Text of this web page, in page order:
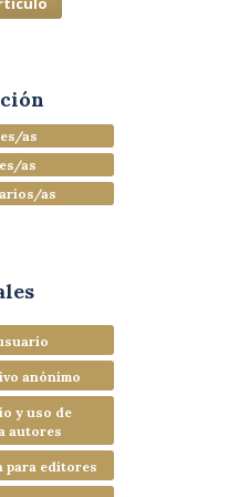
as
as
as
anónimo
y uso de
autores
para editores